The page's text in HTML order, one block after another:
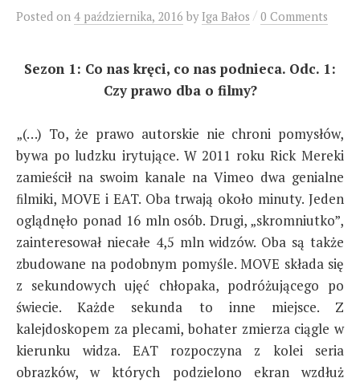
Posted on 4 października, 2016 byIga Bałos / 0 Comments
Sezon 1: Co nas kręci, co nas podnieca. Odc. 1:
Czy prawo dba o filmy?
„(…) To, że prawo autorskie nie chroni pomysłów,
bywa po ludzku irytujące. W 2011 roku Rick Mereki
zamieścił na swoim kanale na Vimeo dwa genialne
ﬁlmiki, MOVE i EAT. Oba trwają około minuty. Jeden
oglądnęło ponad 16 mln osób. Drugi, „skromniutko”,
zainteresował niecałe 4,5 mln widzów. Oba są także
zbudowane na podobnym pomyśle. MOVE składa się
z sekundowych ujęć chłopaka, podróżującego po
świecie. Każde sekunda to inne miejsce. Z
kalejdoskopem za plecami, bohater zmierza ciągle w
kierunku widza. EAT rozpoczyna z kolei seria
obrazków, w których podzielono ekran wzdłuż